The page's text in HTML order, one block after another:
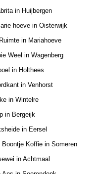
in Huijbergen
hoeve in Oisterwijk
in Mariahoeve
Weel in Wagenberg
in Holthees
in Venhorst
in Wintelre
in Bergeijk
in Eersel
Koffie in Someren
in Achtmaal